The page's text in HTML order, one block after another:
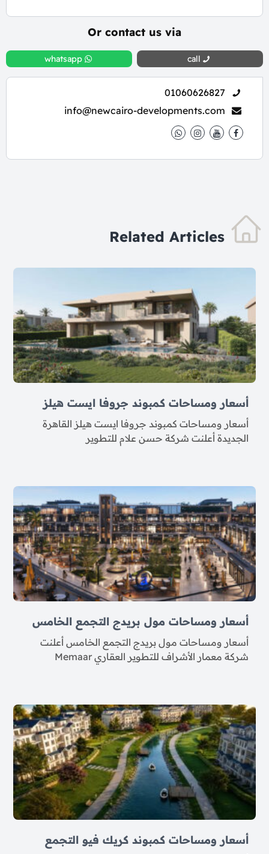
Or contact us via
call
whatsapp
01060626827
info@newcairo-developments.com
Related Articles
أسعار ومساحات كمبوند جروفا ايست هيلز
أسعار ومساحات كمبوند جروفا ايست هيلز القاهرة
الجديدة أعلنت شركة حسن علام للتطوير
أسعار ومساحات مول بريدج التجمع الخامس
أسعار ومساحات مول بريدج التجمع الخامس أعلنت
شركة معمار الأشراف للتطوير العقاري Memaar
أسعار ومساحات كمبوند كريك فيو التجمع